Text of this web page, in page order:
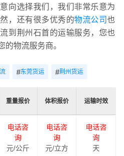
向选择我们，我们非常乐意为
，还有很多优秀的物流公司也
到荆州石首的运输服务，您也
的物流服务商。
#东莞货运 #荆州货运
重量报价 体积报价 运输时效
电话咨
询
元/公斤
电话咨
询
元/立方
电话咨
询
天